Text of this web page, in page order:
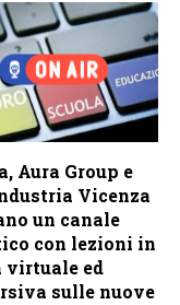
Aura Group e
Vicenza
un canale
con lezioni in
virtuale ed
sulle nuove